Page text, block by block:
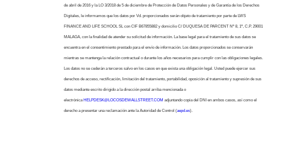
de abril de 2016 y la LO 3/2018 de 5 de diciembre de Protección de Datos Personales y de Garantía de los Derechos
Digitales, le informamos que los datos por Vd. proporcionados serán objeto de tratamiento por parte de LWS
FINANCE AND LIFE SCHOOL SL con CIF B67855882 y domicilio C/ DUQUESA DE PARCENT Nº 8, 1º, C.P. 29001
MALAGA, con la finalidad de atender su solicitud de información. La base legal para el tratamiento de sus datos se
encuentra en el consentimiento prestado para el envío de información. Los datos proporcionados se conservarán
mientras se mantenga la relación contractual o durante los años necesarios para cumplir con las obligaciones legales.
Los datos no se cederán a terceros salvo en los casos en que exista una obligación legal. Usted puede ejercer sus
derechos de acceso, rectificación, limitación del tratamiento, portabilidad, oposición al tratamiento y supresión de sus
datos mediante escrito dirigido a la dirección postal arriba mencionada o
electrónica HELPDESK@LOCOSDEWALLSTREET.COM adjuntando copia del DNI en ambos casos, así como el
derecho a presentar una reclamación ante la Autoridad de Control (aepd.es).